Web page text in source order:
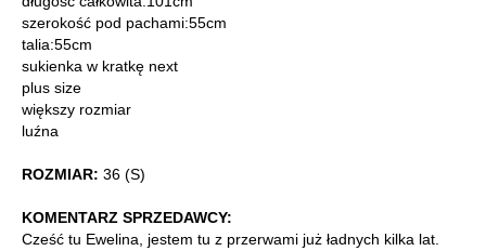
szerokość pod pachami:55cm
talia:55cm
sukienka w kratkę next
plus size
większy rozmiar
luźna
ROZMIAR: 36 (S)
KOMENTARZ SPRZEDAWCY:
Cześć tu Ewelina, jestem tu z przerwami już ładnych kilka lat.